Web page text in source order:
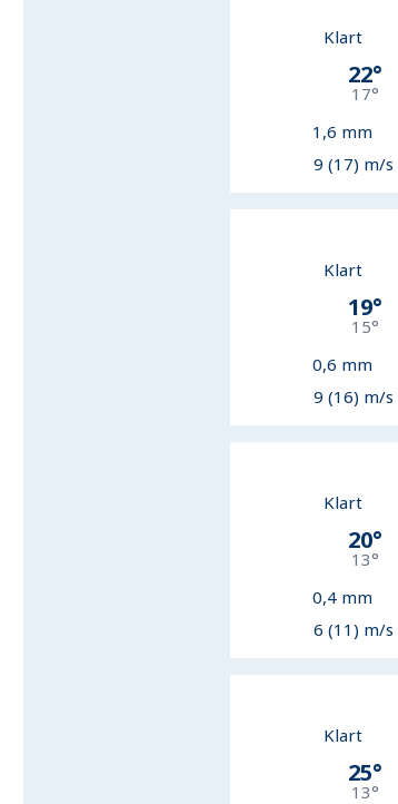
Klart
22°
17°
1,6 mm
9 (17) m/s
Klart
19°
15°
0,6 mm
9 (16) m/s
Klart
20°
13°
0,4 mm
6 (11) m/s
Klart
25°
13°